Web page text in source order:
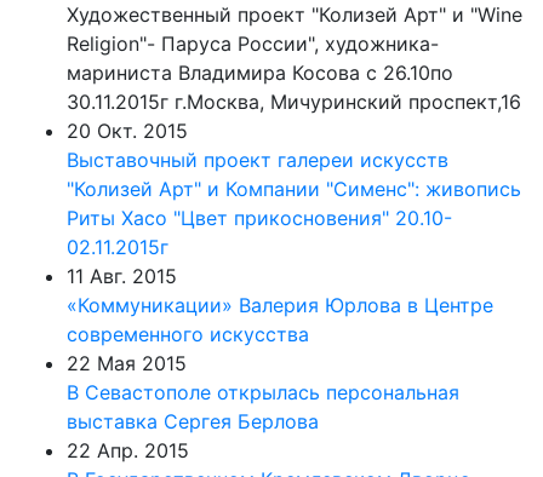
Художественный проект "Колизей Арт" и "Wine
Religion"- Паруса России", художника-
мариниста Владимира Косова с 26.10по
30.11.2015г г.Москва, Мичуринский проспект,16
20 Окт. 2015
Выставочный проект галереи искусств
"Колизей Арт" и Компании "Сименс": живопись
Риты Хасо "Цвет прикосновения" 20.10-
02.11.2015г
11 Авг. 2015
«Коммуникации» Валерия Юрлова в Центре
современного искусства
22 Мая 2015
В Севастополе открылась персональная
выставка Сергея Берлова
22 Апр. 2015